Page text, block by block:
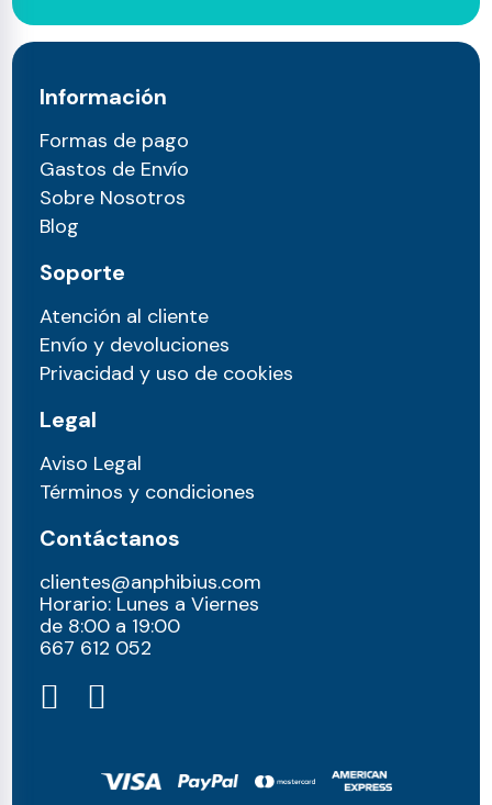
Información
Formas de pago
Gastos de Envío
Sobre Nosotros
Blog
Soporte
Atención al cliente
Envío y devoluciones
Privacidad y uso de cookies
Legal
Aviso Legal
Términos y condiciones
Contáctanos
clientes@anphibius.com
Horario: Lunes a Viernes
de 8:00 a 19:00
667 612 052​